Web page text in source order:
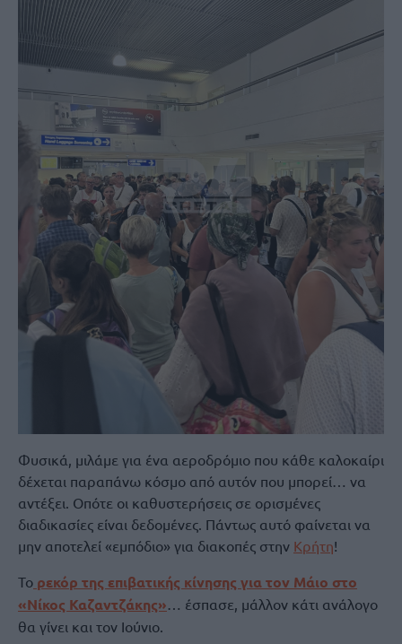
Φυσικά, μιλάμε για ένα αεροδρόμιο που κάθε καλοκαίρι
δέχεται παραπάνω κόσμο από αυτόν που μπορεί… να
αντέξει. Οπότε οι καθυστερήσεις σε ορισμένες
διαδικασίες είναι δεδομένες. Πάντως αυτό φαίνεται να
μην αποτελεί «εμπόδιο» για διακοπές στην Κρήτη!
Το ρεκόρ της επιβατικής κίνησης για τον Μάιο στο
«Νίκος Καζαντζάκης»… έσπασε, μάλλον κάτι ανάλογο
θα γίνει και τον Ιούνιο.